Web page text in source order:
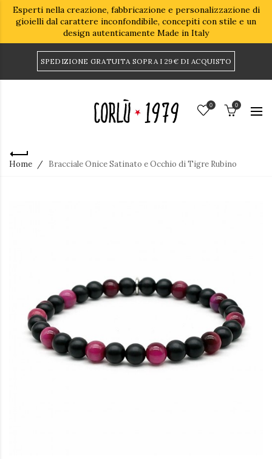
Esperti nella creazione, fabbricazione e personalizzazione di
gioielli dal carattere inconfondibile, concepiti con stile e un
design autenticamente Made in Italy
SPEDIZIONE GRATUITA SOPRA I 29€ DI ACQUISTO
0 0
Home Bracciale Onice Satinato e Occhio di Tigre Rubino